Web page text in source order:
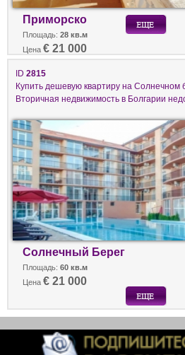
Приморско
Площадь: 28 кв.м
Цена € 21 000
ID 2815
Купить дешевую квартиру на Солнечном
Вторичная недвижимость в Болгарии
Солнечный Берег
Площадь: 60 кв.м
Цена € 21 000